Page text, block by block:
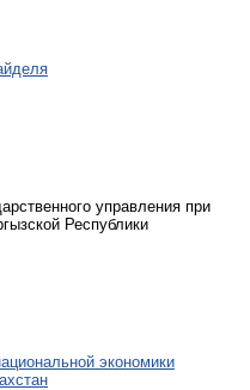
управления при
Республики
экономики